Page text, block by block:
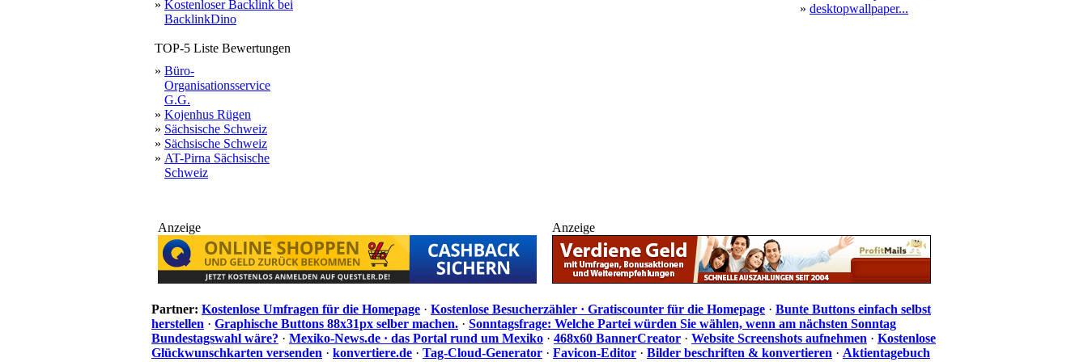
» Kostenloser Backlink bei
BacklinkDino
TOP-5 Liste Bewertungen
» Büro-
Organisationsservice
G.G.
» Kojenhus Rügen
» Sächsische Schweiz
» Sächsische Schweiz
» AT-Pirna Sächsische
Schweiz
» desktopwallpaper...
Anzeige Anzeige
Partner: Kostenlose Umfragen für die Homepage · Kostenlose Besucherzähler · Gratiscounter für die Homepage · Bunte Buttons einfach selbst
herstellen · Graphische Buttons 88x31px selber machen. · Sonntagsfrage: Welche Partei würden Sie wählen, wenn am nächsten Sonntag
Bundestagswahl wäre? · Mexiko-News.de · das Portal rund um Mexiko · 468x60 BannerCreator · Website Screenshots aufnehmen · Kostenlose
Glückwunschkarten versenden · konvertiere.de · Tag-Cloud-Generator · Favicon-Editor · Bilder beschriften & konvertieren · Aktientagebuch